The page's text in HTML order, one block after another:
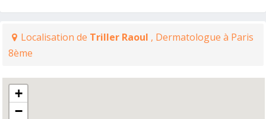
Localisation de Triller Raoul , Dermatologue à Paris
8ème
+
−